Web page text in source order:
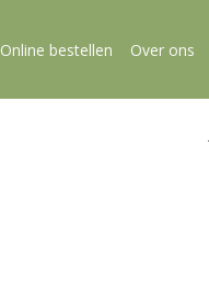
Online bestellen Over ons